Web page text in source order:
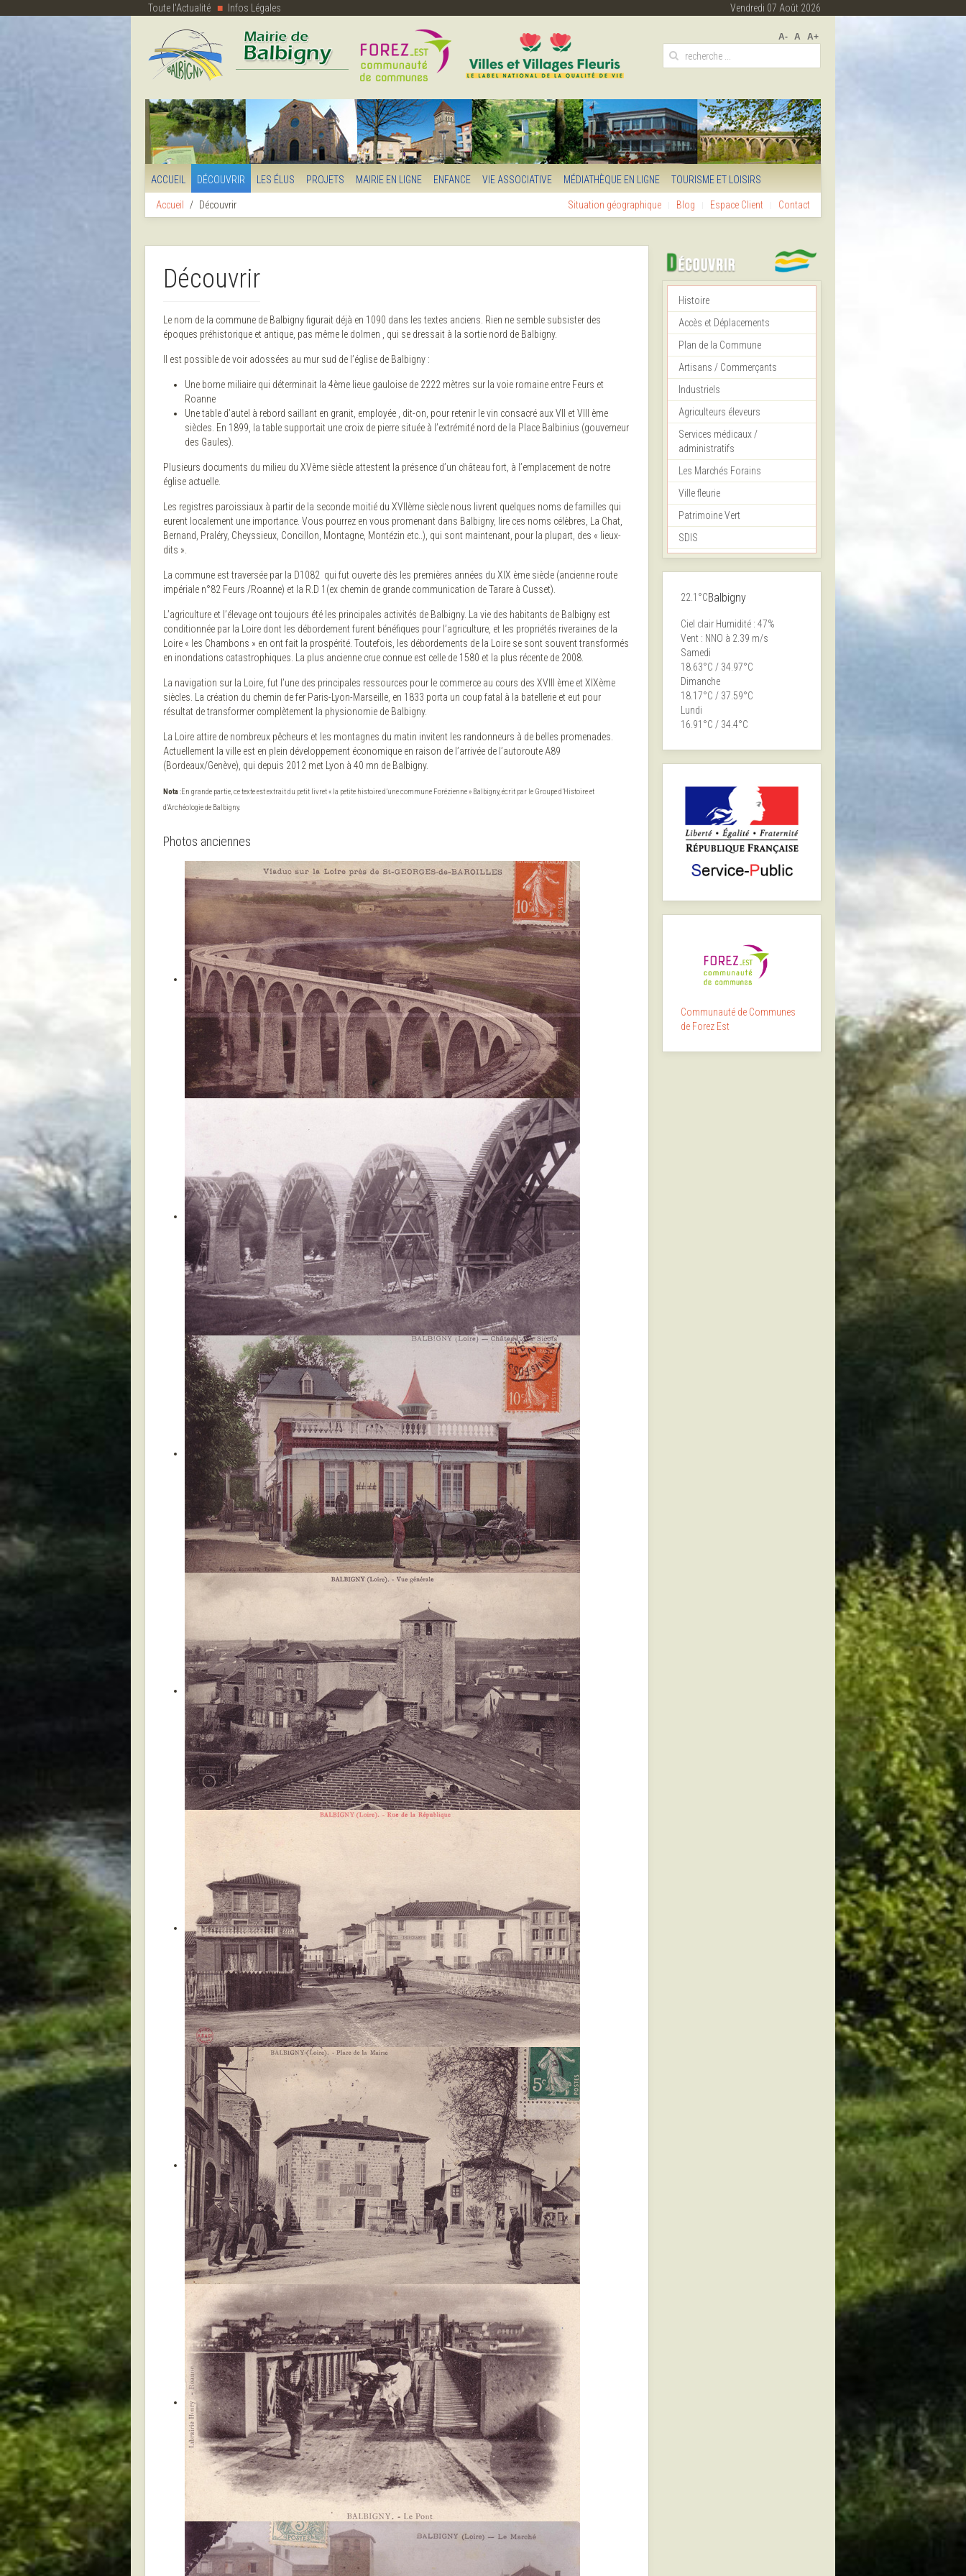
Toute l'Actualité Infos Légales Vendredi 07 Août 2026
A- A A+
ACCUEIL DÉCOUVRIR LES ÉLUS PROJETS MAIRIE EN LIGNE ENFANCE VIE ASSOCIATIVE MÉDIATHÈQUE EN LIGNE TOURISME ET LOISIRS
Accueil Découvrir Situation géographique Blog Espace Client Contact
Découvrir
Le nom de la commune de Balbigny figurait déjà en 1090 dans les textes anciens. Rien ne semble subsister des
époques préhistorique et antique, pas même le dolmen , qui se dressait à la sortie nord de Balbigny.
Il est possible de voir adossées au mur sud de l’église de Balbigny :
Une borne miliaire qui déterminait la 4ème lieue gauloise de 2222 mètres sur la voie romaine entre Feurs et
Roanne
Une table d’autel à rebord saillant en granit, employée , dit-on, pour retenir le vin consacré aux VII et VIII ème
siècles. En 1899, la table supportait une croix de pierre située à l’extrémité nord de la Place Balbinius (gouverneur
des Gaules).
Plusieurs documents du milieu du XVème siècle attestent la présence d’un château fort, à l’emplacement de notre
église actuelle.
Les registres paroissiaux à partir de la seconde moitié du XVIIème siècle nous livrent quelques noms de familles qui
eurent localement une importance. Vous pourrez en vous promenant dans Balbigny, lire ces noms célèbres, La Chat,
Bernand, Praléry, Cheyssieux, Concillon, Montagne, Montézin etc..), qui sont maintenant, pour la plupart, des « lieux-
dits ».
La commune est traversée par la D1082 qui fut ouverte dès les premières années du XIX ème siècle (ancienne route
impériale n°82 Feurs /Roanne) et la R.D 1(ex chemin de grande communication de Tarare à Cusset).
L’agriculture et l’élevage ont toujours été les principales activités de Balbigny. La vie des habitants de Balbigny est
conditionnée par la Loire dont les débordement furent bénéfiques pour l’agriculture, et les propriétés riveraines de la
Loire « les Chambons » en ont fait la prospérité. Toutefois, les débordements de la Loire se sont souvent transformés
en inondations catastrophiques. La plus ancienne crue connue est celle de 1580 et la plus récente de 2008.
La navigation sur la Loire, fut l’une des principales ressources pour le commerce au cours des XVIII ème et XIXème
siècles. La création du chemin de fer Paris-Lyon-Marseille, en 1833 porta un coup fatal à la batellerie et eut pour
résultat de transformer complètement la physionomie de Balbigny.
La Loire attire de nombreux pêcheurs et les montagnes du matin invitent les randonneurs à de belles promenades.
Actuellement la ville est en plein développement économique en raison de l’arrivée de l’autoroute A89
(Bordeaux/Genève), qui depuis 2012 met Lyon à 40 mn de Balbigny.
Nota:En grande partie, ce texte est extrait du petit livret « la petite histoire d’une commune Forézienne » Balbigny, écrit par le Groupe d’Histoire et
d’Archéologie de Balbigny.
Photos anciennes
Histoire
Accès et Déplacements
Plan de la Commune
Artisans / Commerçants
Industriels
Agriculteurs éleveurs
Services médicaux /
administratifs
Les Marchés Forains
Ville fleurie
Patrimoine Vert
SDIS
22.1°CBalbigny
Ciel clair Humidité : 47%
Vent : NNO à 2.39 m/s
Samedi
18.63°C / 34.97°C
Dimanche
18.17°C / 37.59°C
Lundi
16.91°C / 34.4°C
Communauté de Communes
de Forez Est